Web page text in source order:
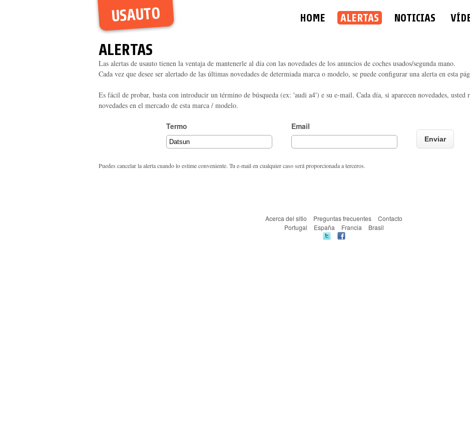
USAUTO HOME ALERTAS NOTICIAS
ALERTAS
Las alertas de usauto tienen la ventaja de mantenerle al día con las novedades de los anuncios de coches usados/segunda mano.
Cada vez que desee ser alertado de las últimas novedades de determiada marca o modelo, se puede configurar una alerta en esta
Es fácil de probar, basta con introducir un término de búsqueda (ex: 'audi a4') e su e-mail. Cada día, si aparecen novedades, usted
novedades en el mercado de esta marca / modelo.
Termo Email
Puedes cancelar la alerta cuando lo estime conveniente. Tu e-mail en cualquier caso será proporcionada a terceros.
Acerca del sitio Preguntas frecuentes
Contacto
Portugal
España Francia Brasil